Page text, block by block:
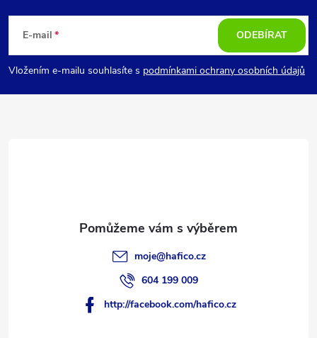
p
a
E-mail
Vložením e-mailu souhlasíte s podmínkami ochrany osobních údajů
ODEBÍRAT
moje@hafico.cz
604 199 009
http://facebook.com/hafico.cz